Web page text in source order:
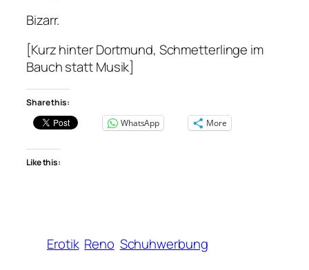
Bizarr.
[Kurz hinter Dortmund, Schmetterlinge im
Bauch statt Musik]
Share this:
WhatsApp
More
Like this:
Erotik Reno Schuhwerbung